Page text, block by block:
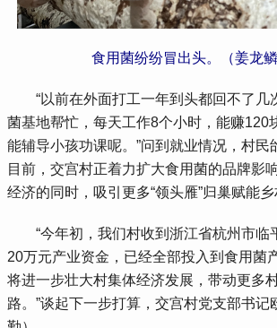
食用菌纷纷冒出头。（姜龙鳞
“以前在外面打工一年到头都回不了几
菌基地帮忙，每天工作8个小时，能赚120
能辅导小孩功课呢。”问到就业情况，村民
目前，交宫村正着力扩大食用菌的品牌影
经济的同时，吸引更多“领头雁”归巢赋能乡
“今年初，我们村收到浙江省杭州市临
20万元产业资金，已经全部投入到食用菌
将进一步壮大村集体经济发展，带动更多
路。”谈起下一步打算，交宫村党支部书记